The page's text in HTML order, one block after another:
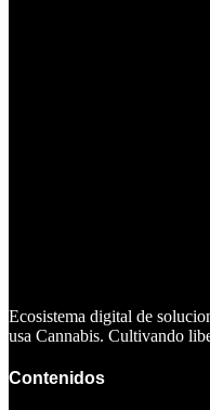
Ecosistema digital de
usa Cannabis. Cultivando
Contenidos